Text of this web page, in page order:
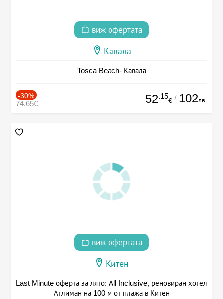
виж офертата
Кавала
Tosca Beach- Кавала
-30%
74.65€ 52.15
€ / 102лв.
виж офертата
Китен
Last Minute оферта за лято: All Inclusive, реновиран хотел
Атлиман на 100 м от плажа в Китен